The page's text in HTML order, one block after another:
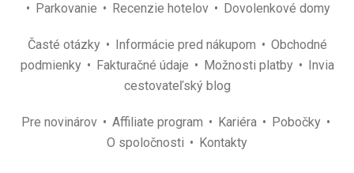
Parkovanie
Recenzie hotelov Dovolenkové domy
Časté otázky Informácie pred nákupom
Obchodné
podmienky
Fakturačné údaje Možnosti platby
Invia
cestovateľský blog
Pre novinárov Affiliate program Kariéra
Pobočky
O spoločnosti
Kontakty